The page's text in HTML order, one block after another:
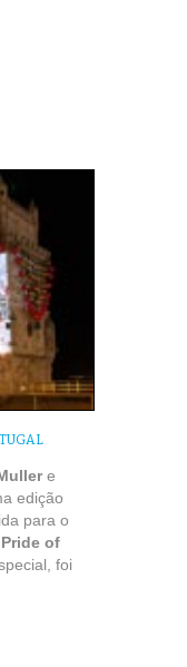
e
edição
para o
Pride of
foi